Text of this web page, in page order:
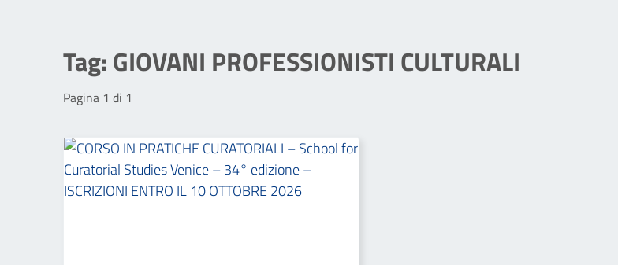
Tag:GIOVANI PROFESSIONISTI CULTURALI
Pagina 1 di 1